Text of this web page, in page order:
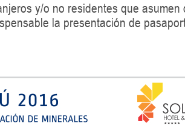
y/o no residentes que
la presentación de